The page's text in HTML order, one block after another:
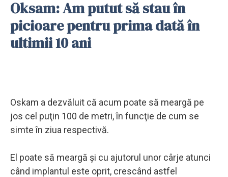
Oksam: Am putut să stau în
picioare pentru prima dată în
ultimii 10 ani
Oskam a dezvăluit că acum poate să meargă pe
jos cel puţin 100 de metri, în funcţie de cum se
simte în ziua respectivă.
El poate să meargă şi cu ajutorul unor cârje atunci
când implantul este oprit, crescând astfel